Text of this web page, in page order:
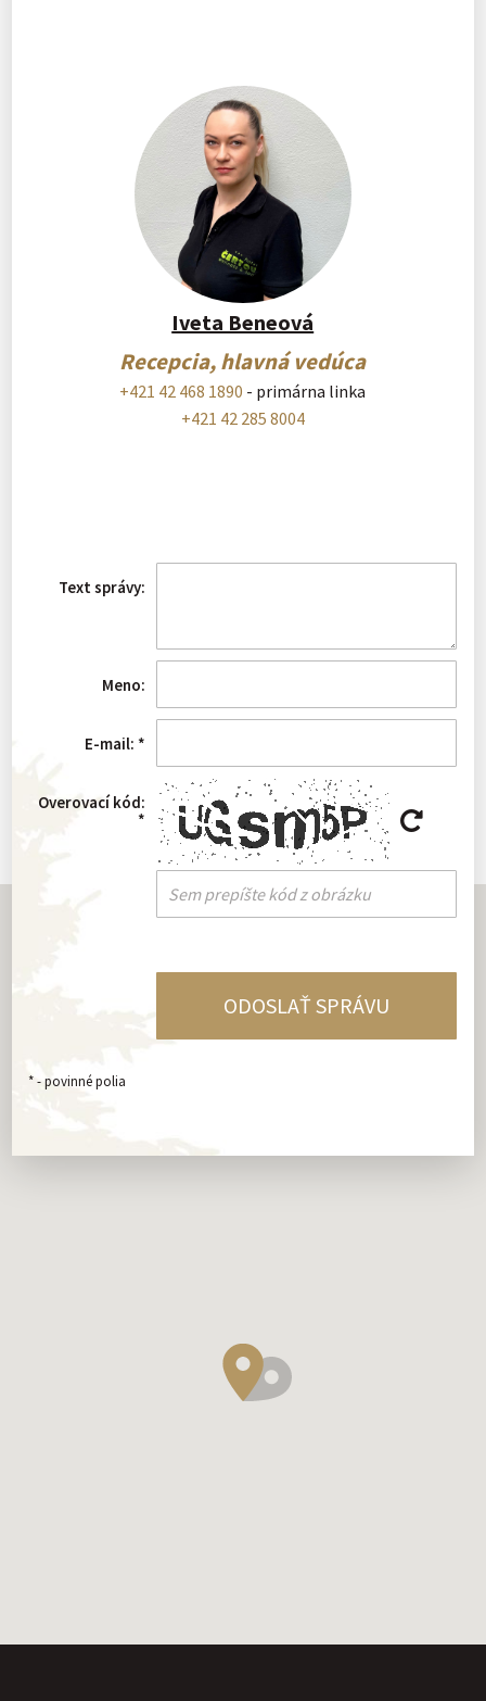
Text správy:
Meno:
E-mail: *
Overovací kód:
*
*- povinné polia
Iveta Beneová
Recepcia, hlavná vedúca
+421 42 468 1890 - primárna linka
+421 42 285 8004